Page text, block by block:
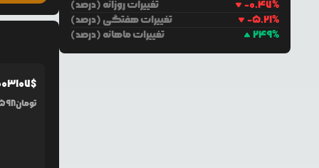
03107$
تومان
تغییرات روزانه (درصد) -0.47%
تغییرات هفتگی (درصد)
-5.21%
تغییرات ماهانه (درصد)
249%